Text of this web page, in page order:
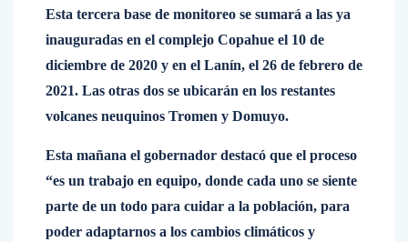
Esta tercera base de monitoreo se sumará a las ya
inauguradas en el complejo Copahue el 10 de
diciembre de 2020 y en el Lanín, el 26 de febrero de
2021. Las otras dos se ubicarán en los restantes
volcanes neuquinos Tromen y Domuyo.
Esta mañana el gobernador destacó que el proceso
“es un trabajo en equipo, donde cada uno se siente
parte de un todo para cuidar a la población, para
poder adaptarnos a los cambios climáticos y